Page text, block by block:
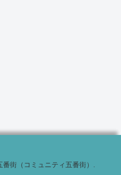
街（コミュニティ五番街）.